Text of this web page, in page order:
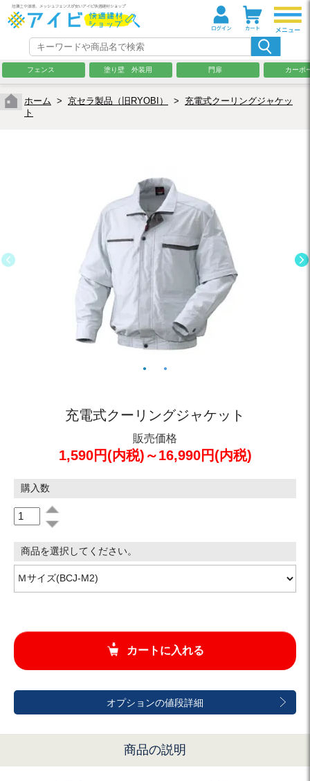
フェンス 塗り壁 外装用 門扉 カーポ
ホーム > 京セラ製品（旧RYOBI） > 充電式クーリングジャケッ
ト
1 2
充電式クーリングジャケット
販売価格
1,590円(内税)～16,990円(内税)
購入数
商品を選択してください。
カートに入れる
オプションの値段詳細
商品の説明